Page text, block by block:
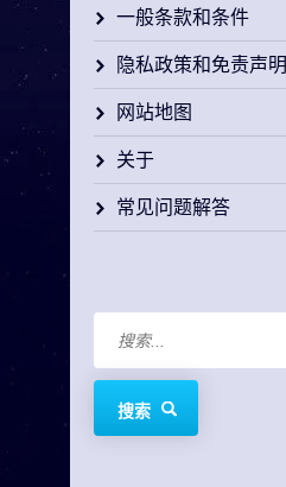
一般条款和条件
隐私政策和免责声明
网站地图
关于
常见问题解答
搜索